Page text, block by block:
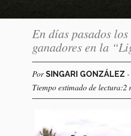
En días pasados
ganadores en la
PorSINGARI GONZÁLEZ
Tiempo estimado de lectura:2